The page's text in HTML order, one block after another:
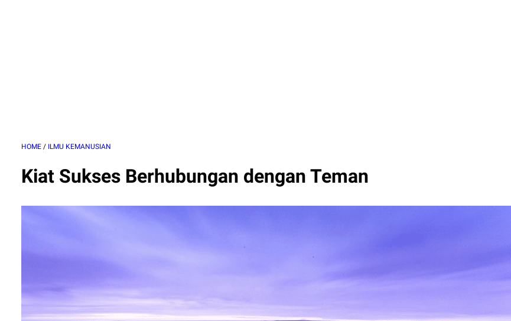
HOME / ILMU KEMANUSIAN
Kiat Sukses Berhubungan dengan Teman